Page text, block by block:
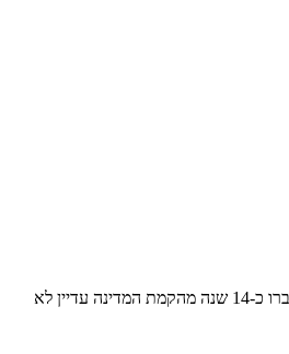
העיתון מדווח על השתתפותו של בגין בטקס האזכרה לשבעת עולי הגרדום הקבורים בצפת. בגין העלה על נס את אומץ ליבם, את ההקרבה שגילו ואת הסבל הרב. בגין ציין כי למרות שעברו כ-14 שנה מהקמת המדינה עדיין לא